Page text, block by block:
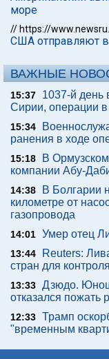
море
// https://
США отправляют
ВАЖНЫЕ
15:37
1037-й день
Сирии, операции
15:34
ранения в ходе
15:18
В
компании Абу-
14:38
В Болгарии
километре от
газопровода
14:01 Умер отец
13:44
Reuters:
стран для
13:33 Дзюдо.
отказался пожать
12:33 Трамп
"временным